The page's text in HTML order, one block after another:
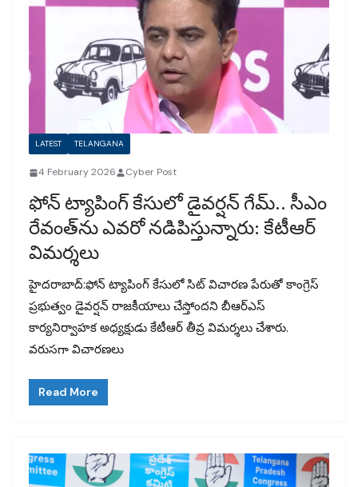
LATEST TELANGANA
4 February 2026 Cyber Post
ఫోన్ ట్యాపింగ్ కేసులో డైవర్షన్ గేమ్‌.. సీఎం
రేవంత్‌ను ఎవరో నడిపిస్తున్నారు: కేటీఆర్
విమర్శలు
హైదరాబాద్‌:ఫోన్‌ ట్యాపింగ్‌ కేసులో సిట్ విచారణ పేరుతో కాంగ్రెస్
ప్రభుత్వం డైవర్షన్ రాజకీయాలు చేస్తోందని బీఆర్‌ఎస్‌
కార్యనిర్వాహక అధ్యక్షుడు కేటీఆర్‌ తీవ్ర విమర్శలు చేశారు.
వరుసగా విచారణలు
Read More